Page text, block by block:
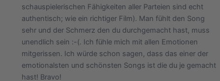
schauspielerischen Fähigkeiten aller Parteien sind echt
authentisch; wie ein richtiger Film). Man fühlt den Song
sehr und der Schmerz den du durchgemacht hast, muss
unendlich sein :-(. Ich fühle mich mit allen Emotionen
mitgerissen. Ich würde schon sagen, dass das einer der
emotionalsten und schönsten Songs ist die du je gemacht
hast! Bravo!